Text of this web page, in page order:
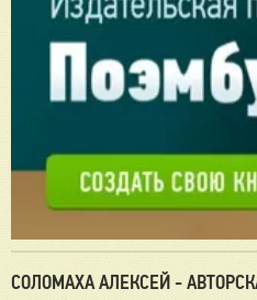
СОЛОМАХА АЛЕКСЕЙ -